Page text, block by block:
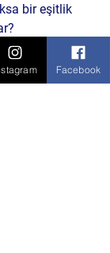
bir eşitlik
Facebook